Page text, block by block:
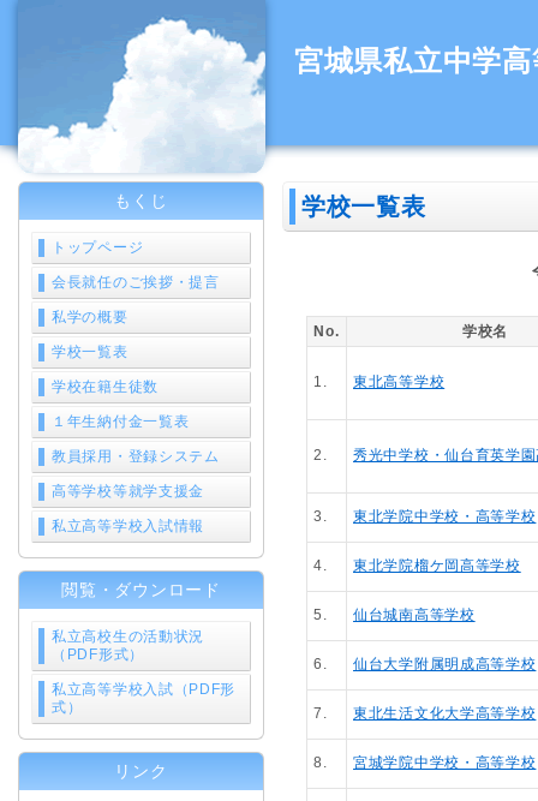
宮城県私立中学
学校一覧表
No. 学校名
1. 東北高等学校
2. 秀光中学校・仙台育英学
3. 東北学院中学校・高等学校
4. 東北学院榴ケ岡高等学校
5. 仙台城南高等学校
6. 仙台大学附属明成高等学校
7. 東北生活文化大学高等学校
8. 宮城学院中学校・高等学校
もくじ
トップページ
会長就任のご挨拶・提言
私学の概要
学校一覧表
学校在籍生徒数
１年生納付金一覧表
教員採用・登録システム
高等学校等就学支援金
私立高等学校入試情報
閲覧・ダウンロード
私立高校生の活動状況
（PDF形式）
私立高等学校入試（PDF形
式）
リンク